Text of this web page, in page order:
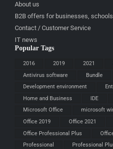
About us
B2B offers for businesses,
Contact / Customer Service
IT news
Popular Tags
2016 2019 2021
Antivirus software
Bundle
Development environment
Home and Business
IDE
Microsoft Office
microsoft
Office 2019
Office 2021
Office Professional Plus
Professional
Professional